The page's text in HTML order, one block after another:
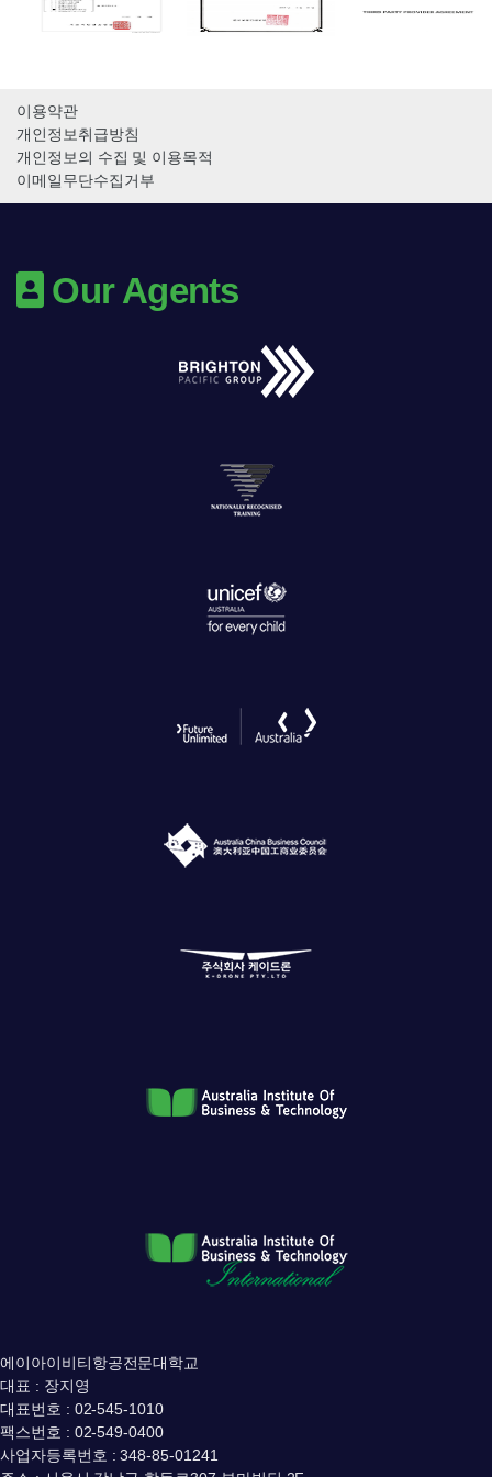
이용약관
개인정보취급방침
개인정보의 수집 및 이용목적
이메일무단수집거부
Our Agents
에이아이비티항공전문대학교
대표 : 장지영
대표번호 : 02-545-1010
팩스번호 : 02-549-0400
사업자등록번호 : 348-85-01241